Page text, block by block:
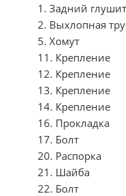
1. Задний
2. Выхлопная
5. Хомут
11. Крепление
12. Крепление
13. Крепление
14. Крепление
16. Прокладка
17. Болт
20. Распорка
21. Шайба
22. Болт